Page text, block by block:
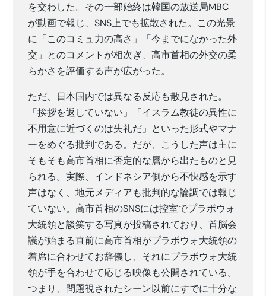
を交わした。その一部始終は韓国の放送局MBC
が動画で報じ、SNS上でも拡散された。この光景
に「このコミュ力の高さ」「今までになかった外
交」とのコメントが相次ぎ、高市首相の外交の柔
らかさを評価する声が広がった。
ただ、日本国内では異なる反応も散見された。
「挨拶を返していない」「イスラム教徒の異性に
不用意に近づくのは失礼だ」といった形式やマナ
ーをめぐる批判である。だが、こうした声は主に
そもそも高市首相に否定的な層から出たものと見
られる。実際、インドネシア側から不快感を示す
声はなく、地元メディアも批判的な論調では報じ
ていない。高市首相のSNSには控室でプラボウォ
大統領と談笑する写真が投稿されており、首脳会
議が始まる直前に高市首相がプラボウォ大統領の
着席に合わせてお辞儀し、それにプラボウォ大統
領が手を合わせて応じる映像も公開されている。
つまり、問題視されたシーン以前にすでに十分な